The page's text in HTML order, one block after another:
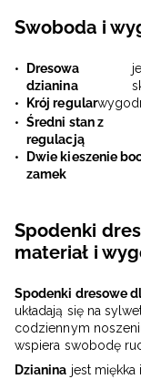
Swoboda i
Dresowa
dzianina
Krój regular
Średni stan z
regulacją
Dwie kieszenie
zamek
Spodenki
materiał i
Spodenki dresowe
układają się na
codziennym
wspiera swobodę
Dzianina jest